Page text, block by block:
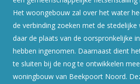
Het woongebouw zal over het water
de verbinding zoeken met de stedelijke
daar de plaats van de oorspronkelijke
hebben ingenomen. Daarnaast dient
te sluiten bij de nog te ontwikkelen
woningbouw van Beekpoort Noord.